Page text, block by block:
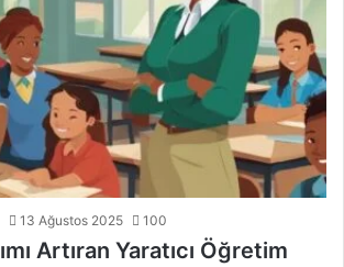
13 Ağustos 2025 100
Artıran Yaratıcı Öğretim